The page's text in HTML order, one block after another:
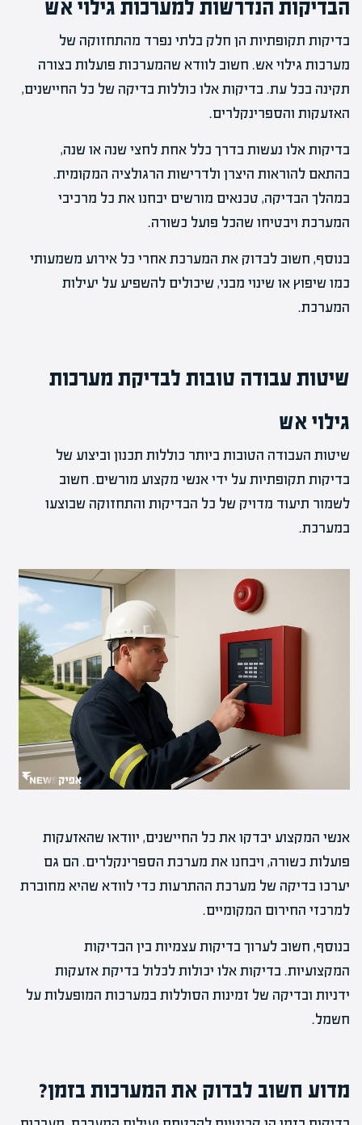
הבדיקות הנדרשות למערכות גילוי אש
בדיקות תקופתיות הן חלק בלתי נפרד מהתחזוקה של
מערכות גילוי אש. חשוב לוודא שהמערכות פועלות בצורה
תקינה בכל עת. בדיקות אלו כוללות בדיקה של כל החיישנים,
האזעקות והספרינקלרים.
בדיקות אלו נעשות בדרך כלל אחת לחצי שנה או שנה,
בהתאם להוראות היצרן ולדרישות הרגולציה המקומית.
במהלך הבדיקה, טכנאים מורשים יבחנו את כל מרכיבי
המערכת ויבטיחו שהכל פועל כשורה.
בנוסף, חשוב לבדוק את המערכת אחרי כל אירוע משמעותי
כמו שיפוץ או שינוי מבני, שיכולים להשפיע על יעילות
המערכת.
שיטות עבודה טובות לבדיקת מערכות
גילוי אש
שיטות העבודה הטובות ביותר כוללות תכנון וביצוע של
בדיקות תקופתיות על ידי אנשי מקצוע מורשים. חשוב
לשמור תיעוד מדויק של כל הבדיקות והתחזוקה שבוצעו
במערכת.
אנשי המקצוע יבדקו את כל החיישנים, יוודאו שהאזעקות
פועלות כשורה, ויבחנו את מערכת הספרינקלרים. הם גם
יערכו בדיקה של מערכת ההתרעות כדי לוודא שהיא מחוברת
למרכזי החירום המקומיים.
בנוסף, חשוב לערוך בדיקות עצמיות בין הבדיקות
המקצועיות. בדיקות אלו יכולות לכלול בדיקת אזעקות
ידניות ובדיקה של זמינות הסוללות במערכות המופעלות על
חשמל.
מדוע חשוב לבדוק את המערכות בזמן?